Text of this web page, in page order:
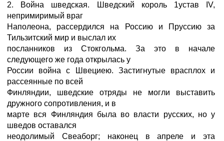
2. Война шведская. Шведский король 1устав IV,
непримиримый враг
Наполеона, рассердился на Россию и Пруссию за
Тильзитский мир и выслал их
посланников из Стокгольма. За это в начале
следующего же года открылась у
России война с Швециею. Застигнутые врасплох и
рассеянные по всей
Финляндии, шведские отряды не могли выставить
дружного сопротивления, и в
марте вся Финляндия была во власти русских, но у
шведов оставался
неодолимый Свеаборг; наконец в апреле и эта